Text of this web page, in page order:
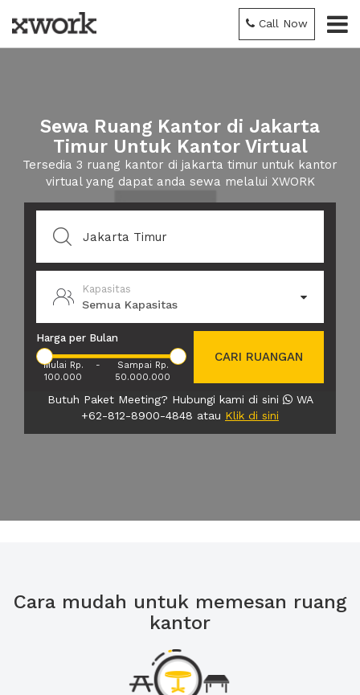
Call Now
Sewa Ruang Kantor di Jakarta
Timur Untuk Kantor Virtual
Tersedia 3 ruang kantor di jakarta timur untuk kantor
virtual yang dapat anda sewa melalui XWORK
Kapasitas
Semua Kapasitas
Harga per Bulan
Mulai Rp.
100.000
-
Sampai Rp.
50.000.000
CARI RUANGAN
Butuh Paket Meeting? Hubungi kami di sini
WA
+62-812-8900-4848 atau Klik di sini
Cara mudah untuk memesan ruang
kantor